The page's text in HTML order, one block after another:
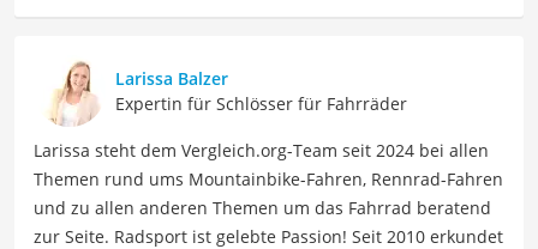
Larissa Balzer
Expertin für Schlösser für Fahrräder
Larissa steht dem Vergleich.org-Team seit 2024 bei allen
Themen rund ums Mountainbike-Fahren, Rennrad-Fahren
und zu allen anderen Themen um das Fahrrad beratend
zur Seite. Radsport ist gelebte Passion! Seit 2010 erkundet